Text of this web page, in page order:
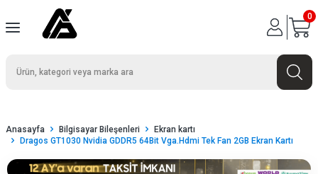
0
Anasayfa Bilgisayar Bileşenleri
Ekran kartı
Dragos GT1030 Nvidia GDDR5 64Bit Vga.Hdmi Tek Fan 2GB Ekran Kartı